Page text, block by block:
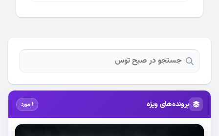
پرونده‌های ویژه 1 مورد